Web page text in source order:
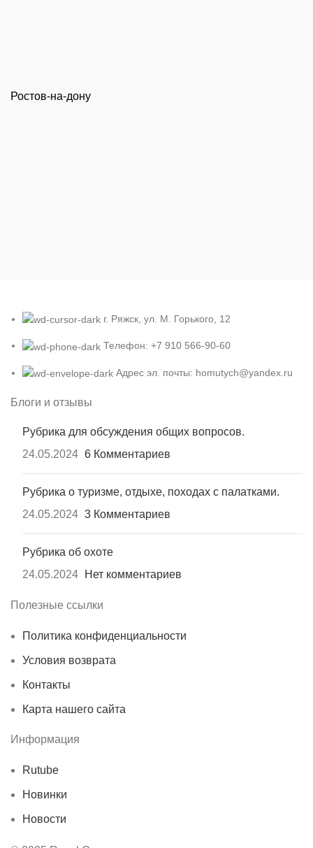
Ростов-на-дону
г. Ряжск, ул. М. Горького, 12
Телефон: +7 910 566-90-60
Адрес эл. почты: homutych@yandex.ru
Блоги и отзывы
Рубрика для обсуждения общих вопросов.
24.05.2024 6 Комментариев
Рубрика о туризме, отдыхе, походах с палатками.
24.05.2024 3 Комментариев
Рубрика об охоте
24.05.2024
Нет комментариев
Полезные ссылки
Политика конфиденциальности
Условия возврата
Контакты
Карта нашего сайта
Информация
Rutube
Новинки
Новости